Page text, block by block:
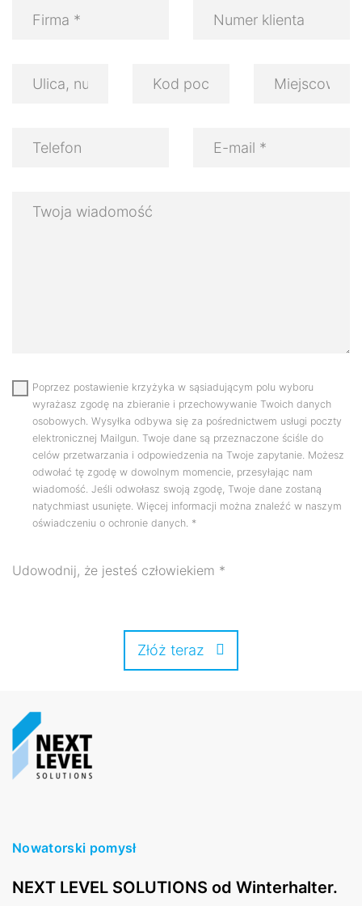
Poprzez postawienie krzyżyka w sąsiadującym polu wyboru
wyrażasz zgodę na zbieranie i przechowywanie Twoich danych
osobowych. Wysyłka odbywa się za pośrednictwem usługi poczty
elektronicznej Mailgun. Twoje dane są przeznaczone ściśle do
celów przetwarzania i odpowiedzenia na Twoje zapytanie. Możesz
odwołać tę zgodę w dowolnym momencie, przesyłając nam
wiadomość. Jeśli odwołasz swoją zgodę, Twoje dane zostaną
natychmiast usunięte. Więcej informacji można znaleźć w naszym
oświadczeniu o ochronie danych. *
Udowodnij, że jesteś człowiekiem *
Złóż teraz
Nowatorski pomysł
NEXT LEVEL SOLUTIONS od Winterhalter.